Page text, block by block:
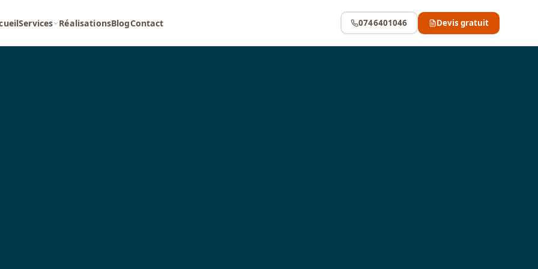
Services RéalisationsBlogContact 0746401046 Devis gratuit